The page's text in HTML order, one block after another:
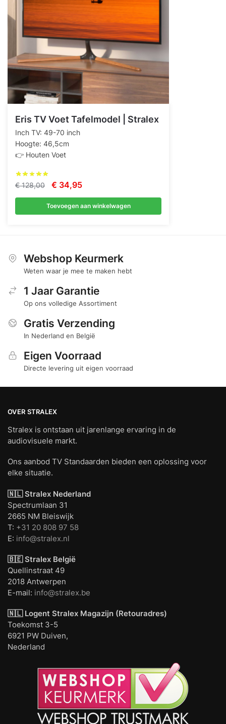
Eris TV Voet Tafelmodel | Stralex
Inch TV: 49-70 inch
Hoogte: 46,5cm
👉 Houten Voet
€128,00
Oorspronkelijke
prijs
was:
€ 34,95Huidige
prijs
is:
Toevoegen aan winkelwagen
Webshop Keurmerk
Weten waar je mee te maken hebt
1 Jaar Garantie
Op ons volledige Assortiment
Gratis Verzending
In Nederland en België
Eigen Voorraad
Directe levering uit eigen voorraad
OVER STRALEX
Stralex is ontstaan uit jarenlange ervaring in de
audiovisuele markt.
Ons aanbod TV Standaarden bieden een oplossing voor
elke situatie.
🇳🇱 Stralex Nederland
Spectrumlaan 31
2665 NM Bleiswijk
T: +31 20 808 97 58
E: info@stralex.nl
🇧🇪 Stralex België
Quellinstraat 49
2018 Antwerpen
E-mail: info@stralex.be
🇳🇱 Logent Stralex Magazijn (Retouradres)
Toekomst 3-5
6921 PW Duiven,
Nederland